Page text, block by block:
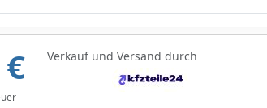
€ Verkauf und Versand durch